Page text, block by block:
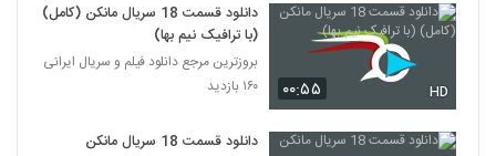
۰۰:۵۵ HD
دانلود قسمت 18 سریال مانکن (کامل)
(با ترافیک نیم بها)
بروزترین مرجع دانلود فیلم و سریال ایرانی
۱۶۰ بازدید
دانلود قسمت 18 سریال مانکن